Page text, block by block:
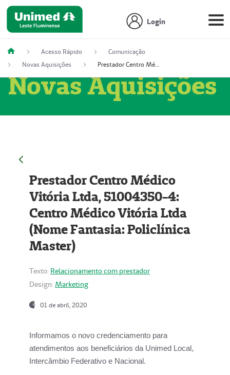
Login
Acesso Rápido
Comunicação
Novas Aquisições
Prestador Centro Médico Vitória Ltda, 51004350-4: Centro Médico Vitória Ltda (Nome Fantasia: Policlínica Master)
Novas Aquisições
Prestador Centro Médico
Vitória Ltda, 51004350-4:
Centro Médico Vitória Ltda
(Nome Fantasia: Policlínica
Master)
Texto: Relacionamento com prestador
Design: Marketing
01 de abril, 2020
Informamos o novo credenciamento para
atendimentos aos beneficiários da Unimed Local,
Intercâmbio Federativo e Nacional.